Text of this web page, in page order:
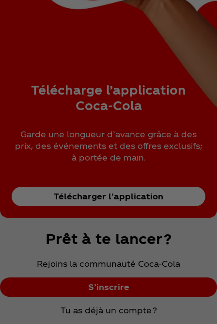
Télécharge l’application
Coca‑Cola
Garde une longueur d’avance grâce à des
prix, des événements et des offres exclusifs;
à portée de main.
Télécharger l’application
Prêt à te lancer ?
Rejoins la communauté Coca‑Cola
S’inscrire
Tu as déjà un compte ?